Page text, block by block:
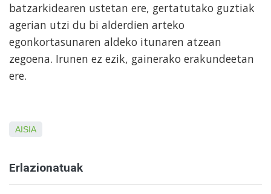
batzarkidearen ustetan ere, gertatutako guztiak
agerian utzi du bi alderdien arteko
egonkortasunaren aldeko itunaren atzean
zegoena. Irunen ez ezik, gainerako erakundeetan
ere.
AISIA
Erlazionatuak